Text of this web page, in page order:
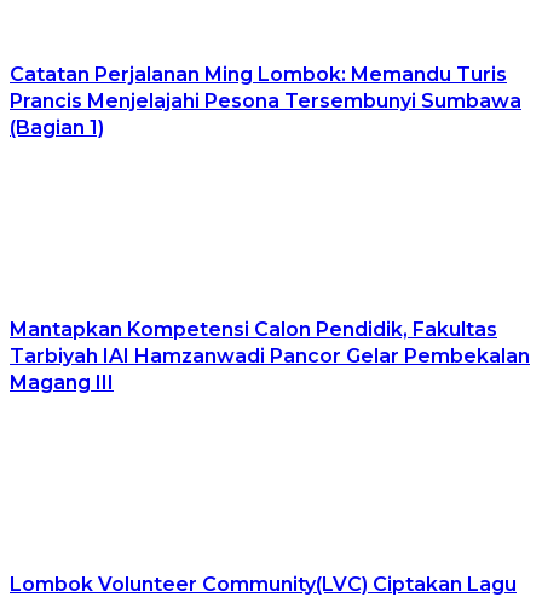
​Catatan Perjalanan Ming Lombok: Memandu Turis
Prancis Menjelajahi Pesona Tersembunyi Sumbawa
(Bagian 1)
Mantapkan Kompetensi Calon Pendidik, Fakultas
Tarbiyah IAI Hamzanwadi Pancor Gelar Pembekalan
Magang III
Lombok Volunteer Community(LVC) Ciptakan Lagu